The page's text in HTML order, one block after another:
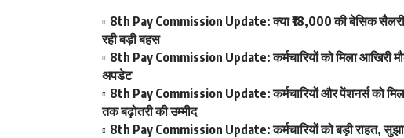
8th Pay Commission Update: क्या ₹18,000 की बेसिक
रही बड़ी बहस
8th Pay Commission Update: कर्मचारियों को मिला आखिरी
अपडेट
8th Pay Commission Update: कर्मचारियों और पेंशनर्स को
तक बढ़ोतरी की उम्मीद
8th Pay Commission Update: कर्मचारियों को बड़ी राहत,